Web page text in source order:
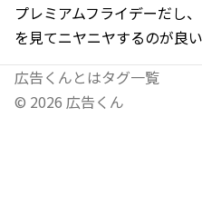
プレミアムフライデーだ
を見てニヤニヤするのが良
広告くんとはタグ一覧
© 2026 広告くん